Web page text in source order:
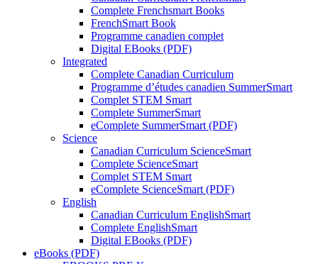
Complete Frenchsmart Books
FrenchSmart Book
Programme canadien complet
Digital EBooks (PDF)
Integrated
Complete Canadian Curriculum
Programme d’études canadien SummerSmart
Complet STEM Smart
Complete SummerSmart
eComplete SummerSmart (PDF)
Science
Canadian Curriculum ScienceSmart
Complete ScienceSmart
Complet STEM Smart
eComplete ScienceSmart (PDF)
English
Canadian Curriculum EnglishSmart
Complete EnglishSmart
Digital EBooks (PDF)
eBooks (PDF)